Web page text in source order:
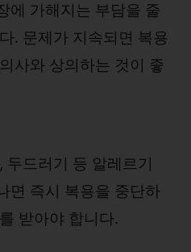
에 가해지는 부담을 줄
. 문제가 지속되면 복용
사와 상의하는 것이 좋
두드러기 등 알레르기
면 즉시 복용을 중단하
받아야 합니다.